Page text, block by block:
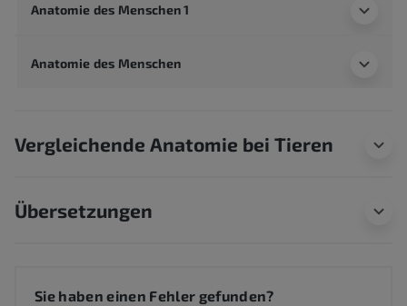
Anatomie des Menschen 1
Anatomie des Menschen
Vergleichende Anatomie bei Tieren
Übersetzungen
Sie haben einen Fehler gefunden?